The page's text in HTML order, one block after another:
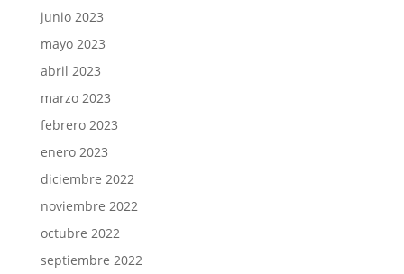
junio 2023
mayo 2023
abril 2023
marzo 2023
febrero 2023
enero 2023
diciembre 2022
noviembre 2022
octubre 2022
septiembre 2022